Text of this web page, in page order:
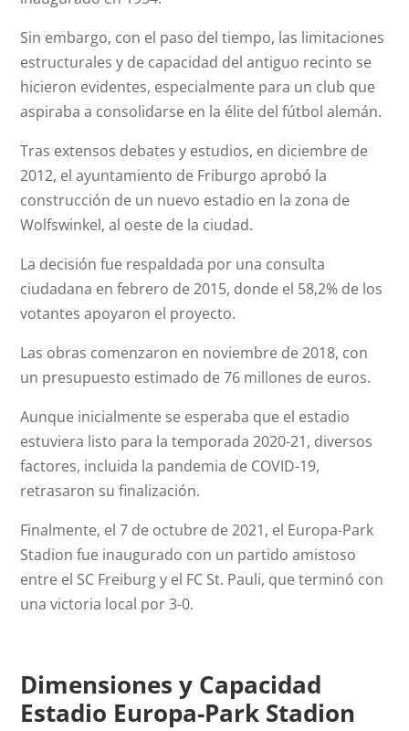
Sin embargo, con el paso del tiempo, las limitaciones
estructurales y de capacidad del antiguo recinto se
hicieron evidentes, especialmente para un club que
aspiraba a consolidarse en la élite del fútbol alemán.
Tras extensos debates y estudios, en diciembre de
2012, el ayuntamiento de Friburgo aprobó la
construcción de un nuevo estadio en la zona de
Wolfswinkel, al oeste de la ciudad.
La decisión fue respaldada por una consulta
ciudadana en febrero de 2015, donde el 58,2% de los
votantes apoyaron el proyecto.
Las obras comenzaron en noviembre de 2018, con
un presupuesto estimado de 76 millones de euros.
Aunque inicialmente se esperaba que el estadio
estuviera listo para la temporada 2020-21, diversos
factores, incluida la pandemia de COVID-19,
retrasaron su finalización.
Finalmente, el 7 de octubre de 2021, el Europa-Park
Stadion fue inaugurado con un partido amistoso
entre el SC Freiburg y el FC St. Pauli, que terminó con
una victoria local por 3-0.
Dimensiones y Capacidad
Estadio Europa-Park Stadion